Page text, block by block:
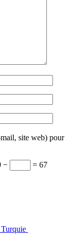
site web) pour
− = 67